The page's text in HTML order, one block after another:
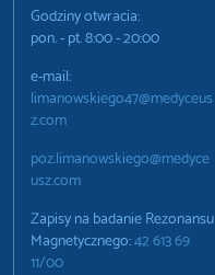
Godziny otwracia:
pon. - pt. 8:00 - 20:00
e-mail:
limanowskiego47@medyceus
z.com
poz.limanowskiego@medyce
usz.com
Zapisy na badanie Rezonansu
Magnetycznego:42 613 69
11/00